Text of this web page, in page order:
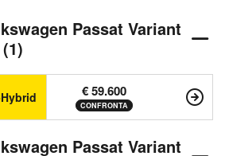
Passat Variant
€ 59.600
CONFRONTA
Passat Variant